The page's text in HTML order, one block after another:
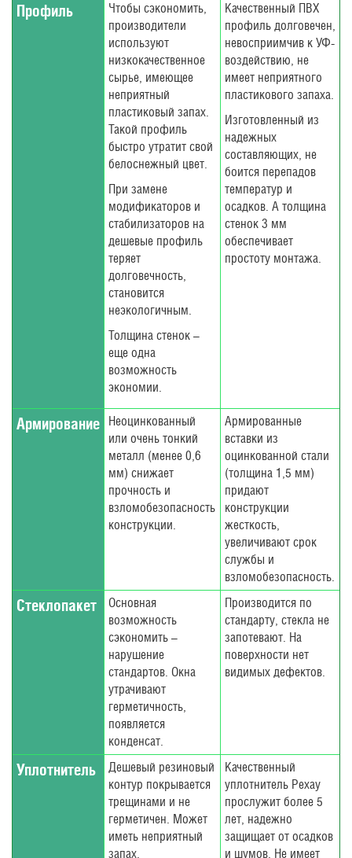
Профиль
Чтобы сэкономить,
производители
используют
низкокачественное
сырье, имеющее
неприятный
пластиковый запах.
Такой профиль
быстро утратит свой
белоснежный цвет.
При замене
модификаторов и
стабилизаторов на
дешевые профиль
теряет
долговечность,
становится
неэкологичным.
Толщина стенок –
еще одна
возможность
экономии.
Качественный ПВХ
профиль долговечен,
невосприимчив к УФ-
воздействию, не
имеет неприятного
пластикового запаха.
Изготовленный из
надежных
составляющих, не
боится перепадов
температур и
осадков. А толщина
стенок 3 мм
обеспечивает
простоту монтажа.
Армирование
Неоцинкованный
или очень тонкий
металл (менее 0,6
мм) снижает
прочность и
взломобезопасность
конструкции.
Армированные
вставки из
оцинкованной стали
(толщина 1,5 мм)
придают
конструкции
жесткость,
увеличивают срок
службы и
взломобезопасность.
Стеклопакет
Основная
возможность
сэкономить –
нарушение
стандартов. Окна
утрачивают
герметичность,
появляется
конденсат.
Производится по
стандарту, стекла не
запотевают. На
поверхности нет
видимых дефектов.
Уплотнитель
Дешевый резиновый
контур покрывается
трещинами и не
герметичен. Может
иметь неприятный
запах.
Качественный
уплотнитель Рехау
прослужит более 5
лет, надежно
защищает от осадков
и шумов. Не имеет